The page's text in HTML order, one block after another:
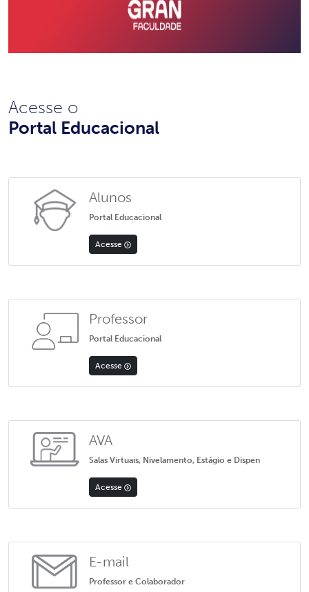
Acesse o
Portal Educacional
Alunos
Portal Educacional
Acesse
Professor
Portal Educacional
Acesse
AVA
Salas Virtuais, Nivelamento, Estágio e Dispen
Acesse
E-mail
Professor e Colaborador